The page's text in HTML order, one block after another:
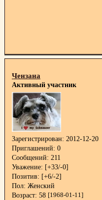
Чензана
Активный участник
Зарегистрирован: 2012-12-20
Приглашений: 0
Сообщений: 211
Уважение: [+33/-0]
Позитив: [+6/-2]
Пол: Женский
Возраст: 58 [1968-01-11]